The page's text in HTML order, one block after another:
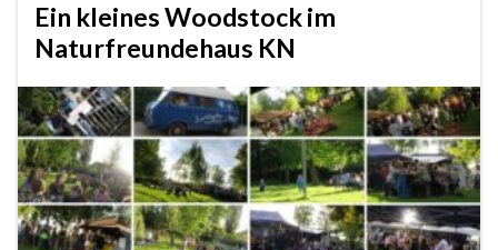
Ein kleines Woodstock im
Naturfreundehaus KN